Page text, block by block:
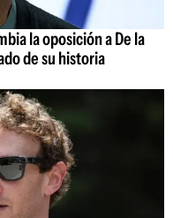
la oposición a De la
de su historia